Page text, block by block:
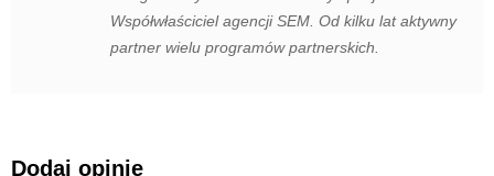
Współwłaściciel agencji SEM. Od kilku lat aktywny
partner wielu programów partnerskich.
Dodaj opinię